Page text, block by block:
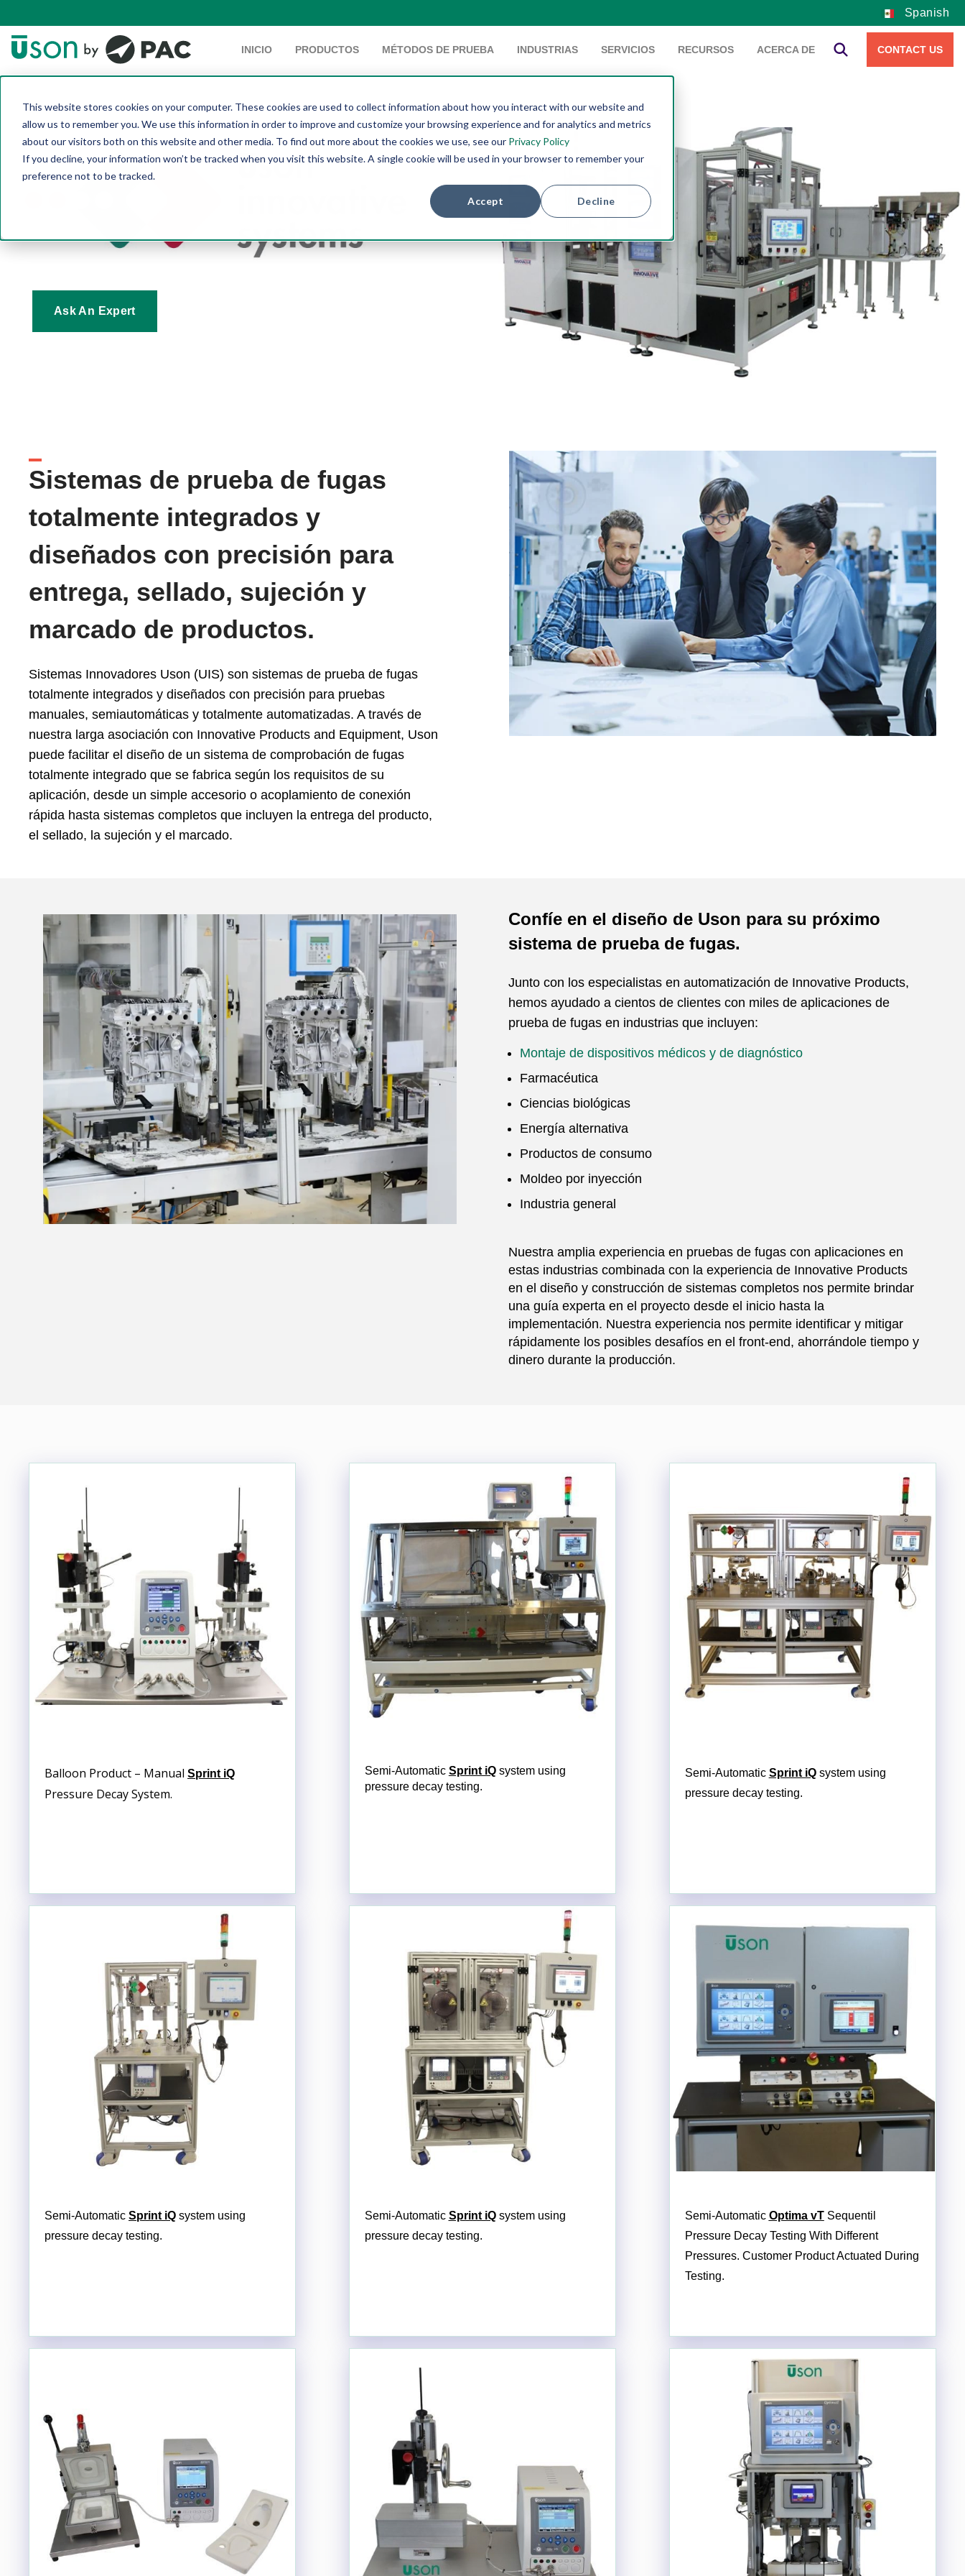
This website stores cookies on your computer. These cookies are used to collect information about how you interact with our website and
allow us to remember you. We use this information in order to improve and customize your browsing experience and for analytics and metrics
about our visitors both on this website and other media. To find out more about the cookies we use, see our Privacy Policy
If you decline, your information won’t be tracked when you visit this website. A single cookie will be used in your browser to remember your
preference not to be tracked.
Accept Decline
Spanish
INICIO PRODUCTOS MÉTODOS DE PRUEBA INDUSTRIAS SERVICIOS RECURSOS ACERCA DE CONTACT US
Ask An Expert
Sistemas de prueba de fugas
totalmente integrados y
diseñados con precisión para
entrega, sellado, sujeción y
marcado de productos.
Sistemas Innovadores Uson (UIS) son sistemas de prueba de fugas
totalmente integrados y diseñados con precisión para pruebas
manuales, semiautomáticas y totalmente automatizadas. A través de
nuestra larga asociación con Innovative Products and Equipment, Uson
puede facilitar el diseño de un sistema de comprobación de fugas
totalmente integrado que se fabrica según los requisitos de su
aplicación, desde un simple accesorio o acoplamiento de conexión
rápida hasta sistemas completos que incluyen la entrega del producto,
el sellado, la sujeción y el marcado.
Confíe en el diseño de Uson para su próximo
sistema de prueba de fugas.
Junto con los especialistas en automatización de Innovative Products,
hemos ayudado a cientos de clientes con miles de aplicaciones de
prueba de fugas en industrias que incluyen:
Montaje de dispositivos médicos y de diagnóstico
Farmacéutica
Ciencias biológicas
Energía alternativa
Productos de consumo
Moldeo por inyección
Industria general
Nuestra amplia experiencia en pruebas de fugas con aplicaciones en
estas industrias combinada con la experiencia de Innovative Products
en el diseño y construcción de sistemas completos nos permite brindar
una guía experta en el proyecto desde el inicio hasta la
implementación. Nuestra experiencia nos permite identificar y mitigar
rápidamente los posibles desafíos en el front-end, ahorrándole tiempo y
dinero durante la producción.
Balloon Product – Manual Sprint iQ
Pressure Decay System.
Semi-Automatic Sprint iQ system using
pressure decay testing.
Semi-Automatic Sprint iQsystem using
pressure decay testing.
Semi-Automatic Sprint iQsystem using
pressure decay testing.
Semi-Automatic Sprint iQsystem using
pressure decay testing.
Semi-Automatic Optima vTSequentil
Pressure Decay Testing With Different
Pressures. Customer Product Actuated During
Testing.